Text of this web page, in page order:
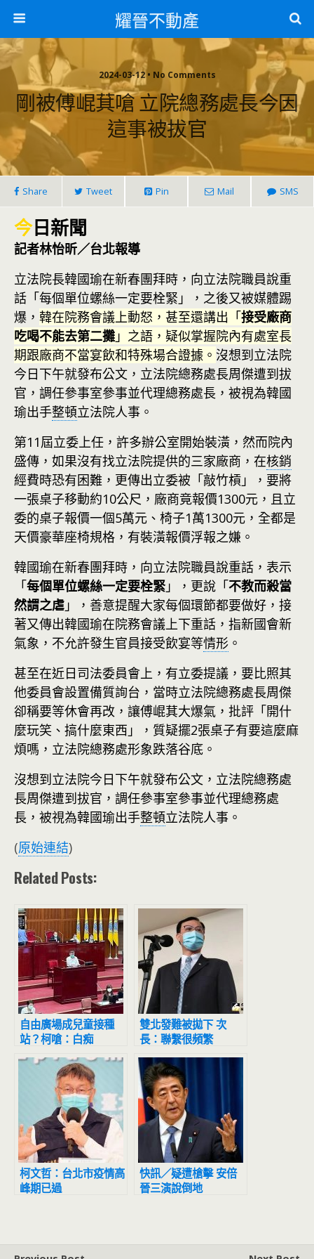
耀晉不動產
2024-03-12 • No Comments
剛被傅崐萁嗆 立院總務處長今因
這事被拔官
Share Tweet Pin Mail SMS
今日新聞
記者林怡昕／台北報導
立法院長韓國瑜在新春團拜時，向立法院職員說重
話「每個單位螺絲一定要栓緊」，之後又被媒體踢
爆， 韓在院務會議上動怒，甚至還講出「接受廠商
吃喝不能去第二攤 」之語，疑似掌握院內有處室長
期跟廠商不當宴飲和特殊場合證據。 沒想到立法院
今日下午就發布公文，立法院總務處長周傑遭到拔
官，調任參事室參事並代理總務處長，被視為韓國
瑜出手整頓立法院人事。
第11屆立委上任，許多辦公室開始裝潢，然而院內
盛傳，如果沒有找立法院提供的三家廠商，在核銷
經費時恐有困難，更傳出立委被「敲竹槓」，要將
一張桌子移動約10公尺，廠商竟報價1300元，且立
委的桌子報價一個5萬元、椅子1萬1300元，全都是
天價豪華座椅規格，有裝潢報價浮報之嫌。
韓國瑜在新春團拜時，向立法院職員說重話，表示
「每個單位螺絲一定要栓緊 」，更說「不教而殺當
然謂之虐 」，善意提醒大家每個環節都要做好，接
著又傳出韓國瑜在院務會議上下重話，指新國會新
氣象，不允許發生官員接受飲宴等情形 。
甚至在近日司法委員會上，有立委提議，要比照其
他委員會設置備質詢台，當時立法院總務處長周傑
卻稱要等休會再改，讓傅崐萁大爆氣，批評「開什
麼玩笑、搞什麼東西」，質疑擺2張桌子有要這麼麻
煩嗎，立法院總務處形象跌落谷底。
沒想到立法院今日下午就發布公文，立法院總務處
長周傑遭到拔官，調任參事室參事並代理總務處
長，被視為韓國瑜出手整頓立法院人事。
(原始連結)
Related Posts:
自由廣場成兒童接種
站？柯嗆：白痴
雙北發難被拋下 次
長：聯繫很頻繁
柯文哲：台北市疫情高
峰期已過
快訊／疑遭槍擊 安倍
晉三演說倒地